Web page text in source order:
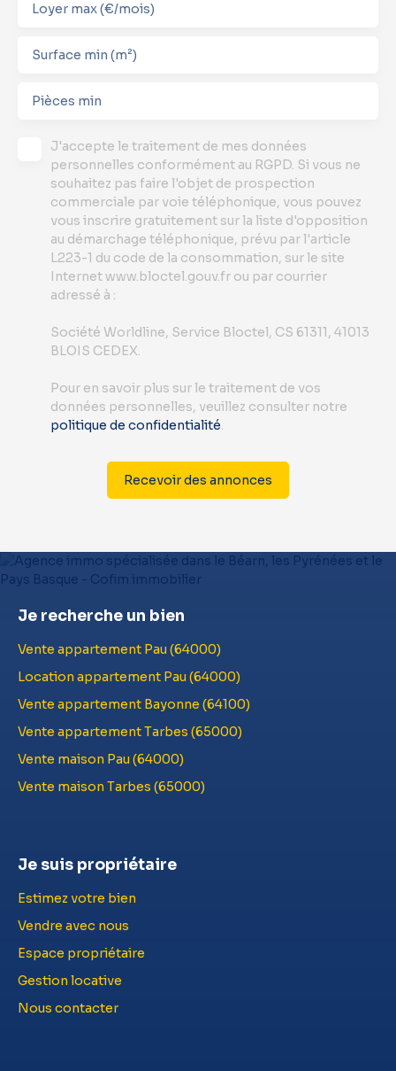
Loyer max (€/mois)
Surface min (m²)
Pièces min
J'accepte le traitement de mes données
personnelles conformément au RGPD. Si vous ne
souhaitez pas faire l'objet de prospection
commerciale par voie téléphonique, vous pouvez
vous inscrire gratuitement sur la liste d'opposition
au démarchage téléphonique, prévu par l'article
L223-1 du code de la consommation, sur le site
Internet www.bloctel.gouv.fr ou par courrier
adressé à :
Société Worldline, Service Bloctel, CS 61311, 41013
BLOIS CEDEX.
Pour en savoir plus sur le traitement de vos
données personnelles, veuillez consulter notre
politique de confidentialité.
Recevoir des annonces
Je recherche un bien
Vente appartement Pau (64000)
Location appartement Pau (64000)
Vente appartement Bayonne (64100)
Vente appartement Tarbes (65000)
Vente maison Pau (64000)
Vente maison Tarbes (65000)
Je suis propriétaire
Estimez votre bien
Vendre avec nous
Espace propriétaire
Gestion locative
Nous contacter